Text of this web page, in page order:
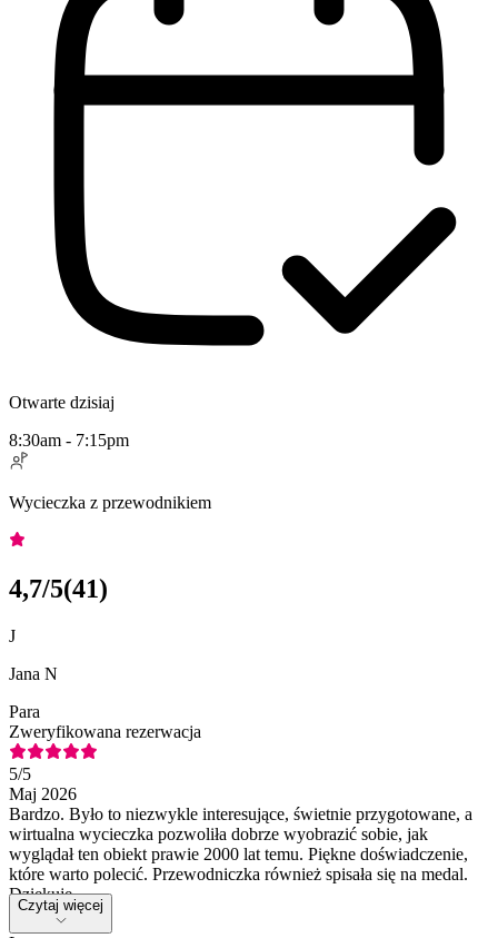
Otwarte dzisiaj
8:30am - 7:15pm
Wycieczka z przewodnikiem
4,7/5(41)
J
Jana N
Para
Zweryfikowana rezerwacja
5/5
Maj 2026
Bardzo. Było to niezwykle interesujące, świetnie przygotowane, a
wirtualna wycieczka pozwoliła dobrze wyobrazić sobie, jak
wyglądał ten obiekt prawie 2000 lat temu. Piękne doświadczenie,
które warto polecić. Przewodniczka również spisała się na medal.
Dziękuję.
Czytaj więcej